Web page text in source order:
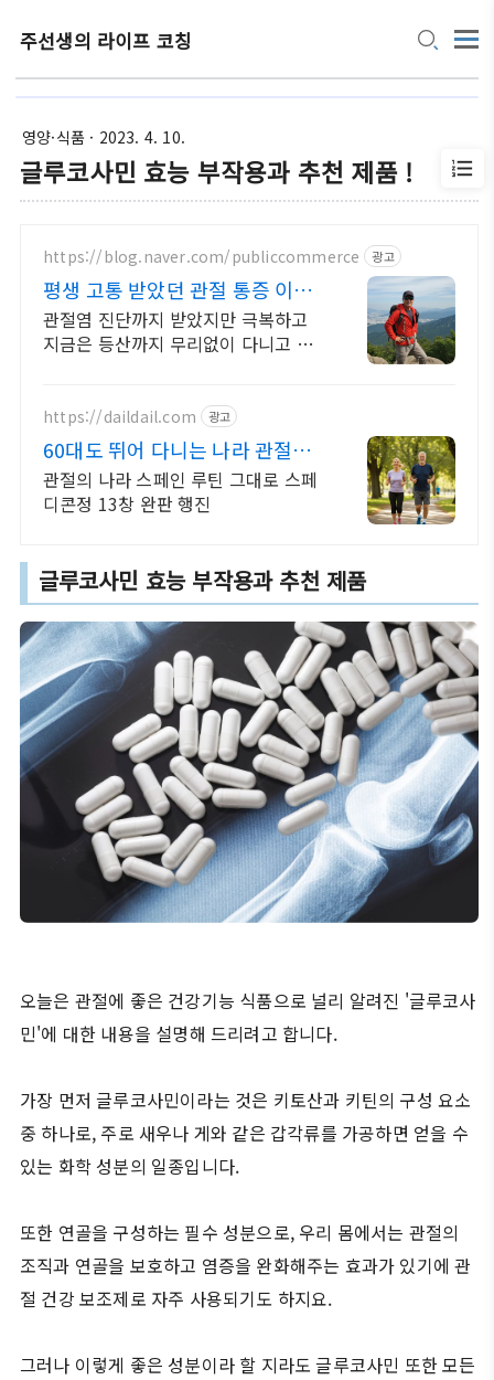
주선생의 라이프 코칭
영양·식품 · 2023. 4. 10.
글루코사민 효능 부작용과 추천 제품 !
https://blog.naver.com/publiccommerce 광고
평생 고통 받았던 관절 통증 이제
는 극복했습니다.
관절염 진단까지 받았지만 극복하고
지금은 등산까지 무리없이 다니고 있
https://daildail.com 광고
60대도 뛰어 다니는 나라 관절의
나라 스페인 루틴
관절의 나라 스페인 루틴 그대로 스페
디콘정 13창 완판 행진
글루코사민 효능 부작용과 추천 제품
오늘은 관절에 좋은 건강기능 식품으로 널리 알려진 '글루코사
민'에 대한 내용을 설명해 드리려고 합니다.
가장 먼저 글루코사민이라는 것은 키토산과 키틴의 구성 요소
중 하나로, 주로 새우나 게와 같은 갑각류를 가공하면 얻을 수
있는 화학 성분의 일종입니다.
또한 연골을 구성하는 필수 성분으로, 우리 몸에서는 관절의
조직과 연골을 보호하고 염증을 완화해주는 효과가 있기에 관
절 건강 보조제로 자주 사용되기도 하지요.
그러나 이렇게 좋은 성분이라 할 지라도 글루코사민 또한 모든